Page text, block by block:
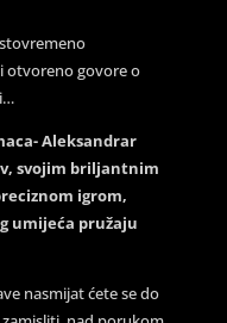
otvoreno govore o
Aleksandrar
svojim briljantnim
igrom,
umijeća pružaju
nasmijat ćete se do